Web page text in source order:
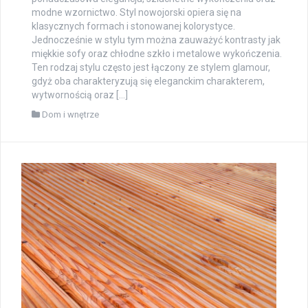
modne wzornictwo. Styl nowojorski opiera się na
klasycznych formach i stonowanej kolorystyce.
Jednocześnie w stylu tym można zauważyć kontrasty jak
miękkie sofy oraz chłodne szkło i metalowe wykończenia.
Ten rodzaj stylu często jest łączony ze stylem glamour,
gdyż oba charakteryzują się eleganckim charakterem,
wytwornością oraz […]
Dom i wnętrze